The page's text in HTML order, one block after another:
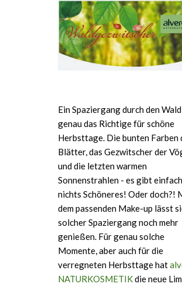
Ein Spaziergang durch den
genau das Richtige für schöne
Herbsttage. Die bunten Farben
Blätter, das Gezwitscher der
und die letzten warmen
Sonnenstrahlen - es gibt einfach
nichts Schöneres! Oder doch?!
dem passenden Make-up lässt
solcher Spaziergang noch mehr
genießen. Für genau solche
Momente, aber auch für die
verregneten Herbsttage hat
NATURKOSMETIKdie neue